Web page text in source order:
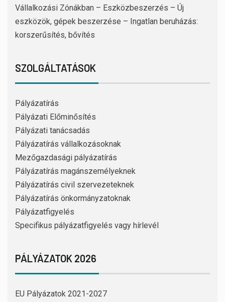
Vállalkozási Zónákban – Eszközbeszerzés – Új
eszközök, gépek beszerzése – Ingatlan beruházás:
korszerűsítés, bővítés
SZOLGÁLTATÁSOK
Pályázatírás
Pályázati Előminősítés
Pályázati tanácsadás
Pályázatírás vállalkozásoknak
Mezőgazdasági pályázatírás
Pályázatírás magánszemélyeknek
Pályázatírás civil szervezeteknek
Pályázatírás önkormányzatoknak
Pályázatfigyelés
Specifikus pályázatfigyelés vagy hírlevél
PÁLYÁZATOK 2026
EU Pályázatok 2021-2027